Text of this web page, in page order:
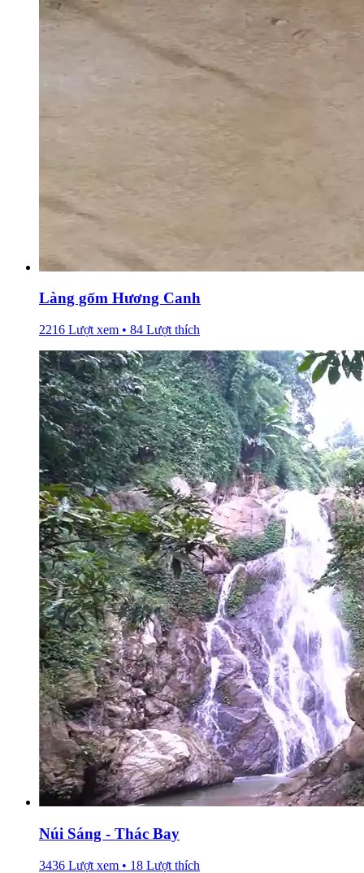
Làng gốm Hương Canh
2216 Lượt xem • 84 Lượt thích
Núi Sáng - Thác Bay
3436 Lượt xem • 18 Lượt thích